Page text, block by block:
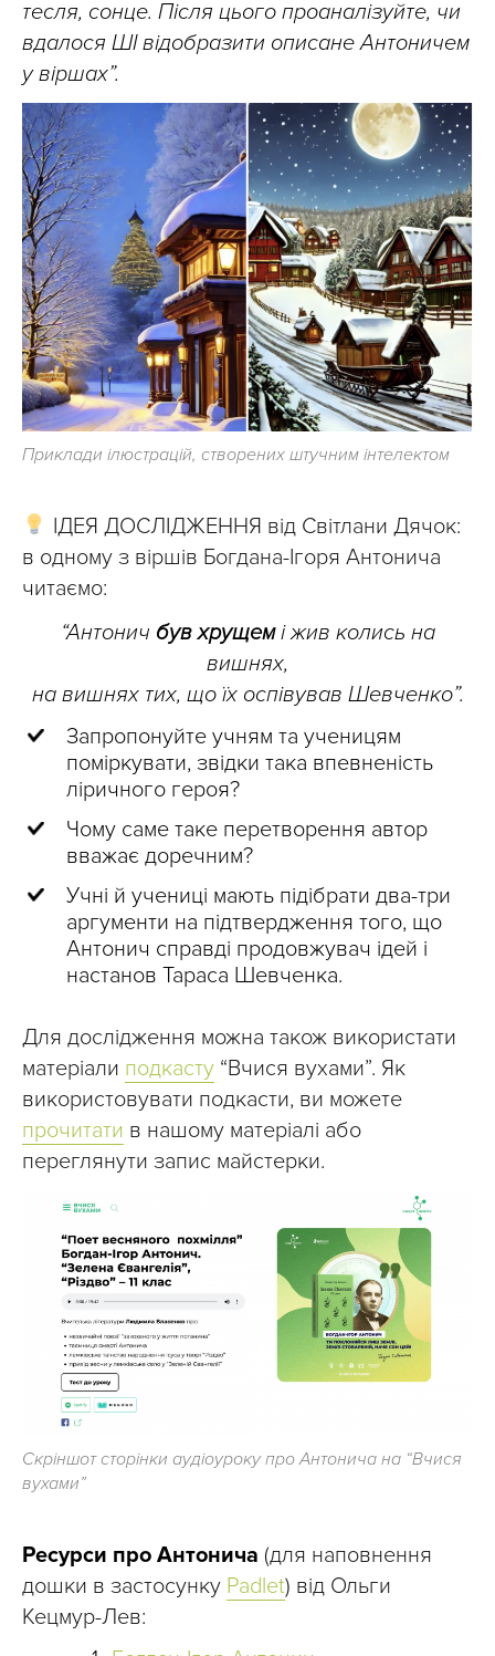
тесля, сонце. Після цього проаналізуйте, чи
вдалося ШІ відобразити описане Антоничем
у віршах”.
Приклади ілюстрацій, створених штучним інтелектом
ІДЕЯ ДОСЛІДЖЕННЯ від Світлани Дячок:
в одному з віршів Богдана-Ігоря Антонича
читаємо:
“Антонич був хрущемі жив колись на
вишнях,
на вишнях тих, що їх оспівував Шевченко”.
Запропонуйте учням та ученицям
поміркувати, звідки така впевненість
ліричного героя?
Чому саме таке перетворення автор
вважає доречним?
Учні й учениці мають підібрати два-три
аргументи на підтвердження того, що
Антонич справді продовжувач ідей і
настанов Тараса Шевченка.
Для дослідження можна також використати
матеріали подкасту “Вчися вухами”. Як
використовувати подкасти, ви можете
прочитати в нашому матеріалі або
переглянути запис майстерки.
Скріншот сторінки аудіоуроку про Антонича на “Вчися
вухами”
Ресурси про Антонича (для наповнення
дошки в застосунку Padlet) від Ольги
Кецмур-Лев: